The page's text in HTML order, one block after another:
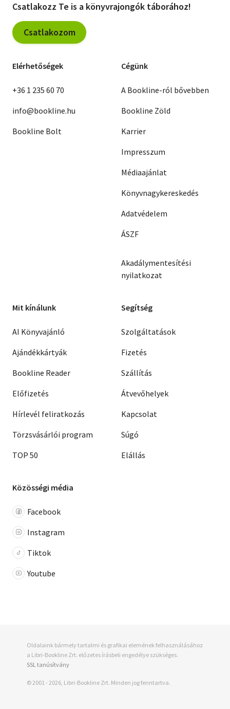
Csatlakozz Te is a könyvrajongók táborához!
Csatlakozom
Elérhetőségek
+36 1 235 60 70
info@bookline.hu
Bookline Bolt
Cégünk
A Bookline-ról bővebben
Bookline Zöld
Karrier
Impresszum
Médiaajánlat
Könyvnagykereskedés
Adatvédelem
ÁSZF
Akadálymentesítési
nyilatkozat
Mit kínálunk
AI Könyvajánló
Ajándékkártyák
Bookline Reader
Előfizetés
Hírlevél feliratkozás
Törzsvásárlói program
TOP 50
Segítség
Szolgáltatások
Fizetés
Szállítás
Átvevőhelyek
Kapcsolat
Súgó
Elállás
Közösségi média
Facebook
Instagram
Tiktok
Youtube
Oldalaink bármely tartalmi és grafikai elemének felhasználásához
a Libri-Bookline Zrt. előzetes írásbeli engedélye szükséges.
SSL tanúsítvány
© 2001 - 2026, Libri-Bookline Zrt. Minden jog fenntartva.